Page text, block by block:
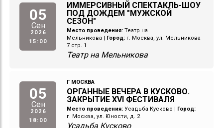
05
Сен
2026
15:00
ИММЕРСИВНЫЙ СПЕКТАКЛЬ-ШОУ
ПОД ДОЖДЕМ "МУЖСКОЙ
СЕЗОН"
Место проведения: Театр на
Мельникова
Город: г. Москва, ул. Мельникова
7 стр. 1
Театр на Мельникова
05
Сен
2026
18:00
Г МОСКВА
ОРГАННЫЕ ВЕЧЕРА В КУСКОВО.
ЗАКРЫТИЕ XVI ФЕСТИВАЛЯ
Место проведения: Усадьба Кусково
Город:
г. Москва, ул. Юности, д. 2
Усадьба Кусково